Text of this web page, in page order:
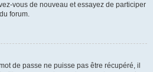
vous de nouveau et essayez de participer
forum.
de passe ne puisse pas être récupéré, il